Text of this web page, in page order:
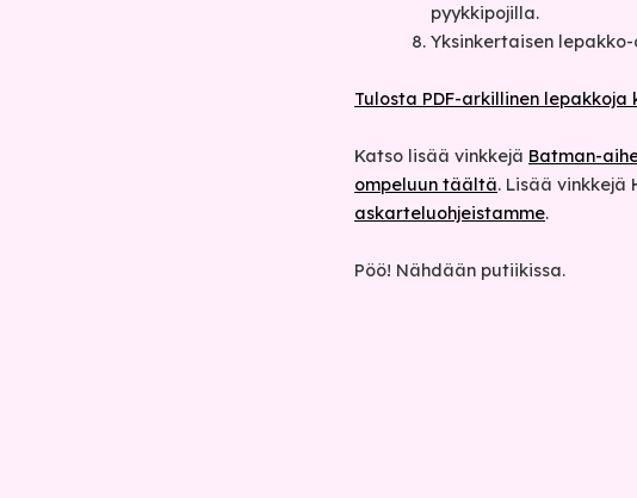
pyykkipojilla.
Yksinkertaisen
Tulosta PDF-arkillinen lepakkoja
Katso lisää vinkkejä Batman-
ompeluun täältä. Lisää vinkkejä
askarteluohjeistamme.
Pöö! Nähdään putiikissa.